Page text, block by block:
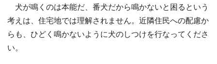
犬が鳴くのは本能だ、番犬だから鳴かないと困るという
考えは、住宅地では理解されません。近隣住民への配慮か
らも、ひどく鳴かないように犬のしつけを行なってくださ
い。